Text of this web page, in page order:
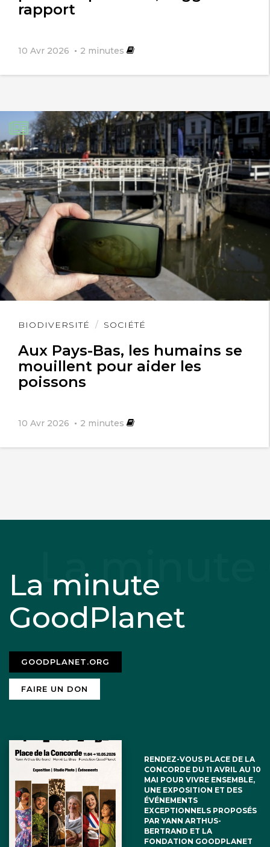
rapport
10 Avr 2026 2 minutes
BIODIVERSITÉ SOCIÉTÉ
Aux Pays-Bas, les humains se
mouillent pour aider les
poissons
10 Avr 2026 2 minutes
Lire
La minute
GoodPlanet
GOODPLANET.ORG
FAIRE UN DON
RENDEZ-VOUS PLACE DE LA
CONCORDE DU 11 AVRIL AU 10
MAI POUR VIVRE ENSEMBLE,
UNE EXPOSITION ET DES
ÉVÉNEMENTS
EXCEPTIONNELS PROPOSÉS
PAR YANN ARTHUS-
BERTRAND ET LA
FONDATION GOODPLANET